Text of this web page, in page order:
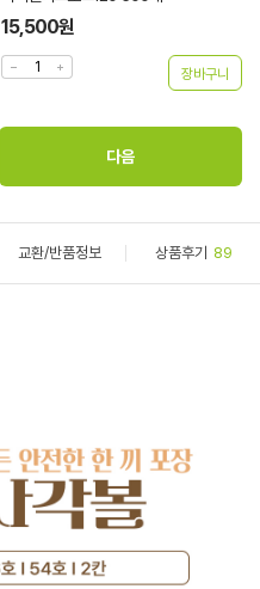
15,500원
교환/반품정보 상품후기 89